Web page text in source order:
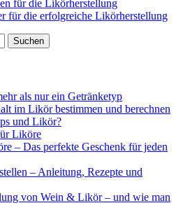
für die Likörherstellung
für die erfolgreiche Likörherstellung
als nur ein Getränketyp
im Likör bestimmen und berechnen
und Likör?
Liköre
– Das perfekte Geschenk für jeden
– Anleitung, Rezepte und
von Wein & Likör – und wie man